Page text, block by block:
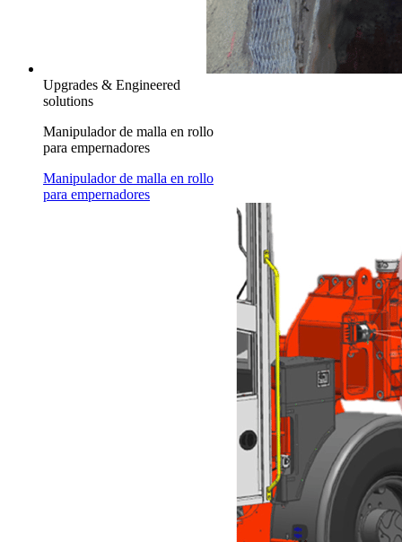
Upgrades & Engineered
solutions
Manipulador de malla en rollo
para empernadores
Manipulador de malla en rollo
para empernadores